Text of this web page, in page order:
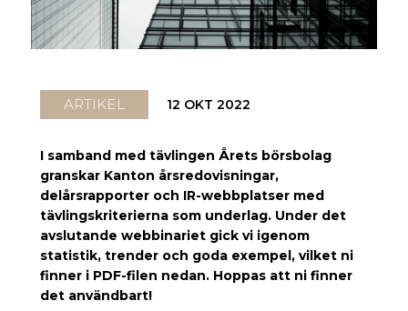
ARTIKEL 12 OKT 2022
I samband med tävlingen Årets börsbolag
granskar Kanton årsredovisningar,
delårsrapporter och IR-webbplatser med
tävlingskriterierna som underlag. Under det
avslutande webbinariet gick vi igenom
statistik, trender och goda exempel, vilket ni
finner i PDF-filen nedan. Hoppas att ni finner
det användbart!